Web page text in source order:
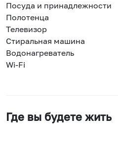
Посуда и принадлежности
Полотенца
Телевизор
Стиральная машина
Водонагреватель
Wi-Fi
Где вы будете жить